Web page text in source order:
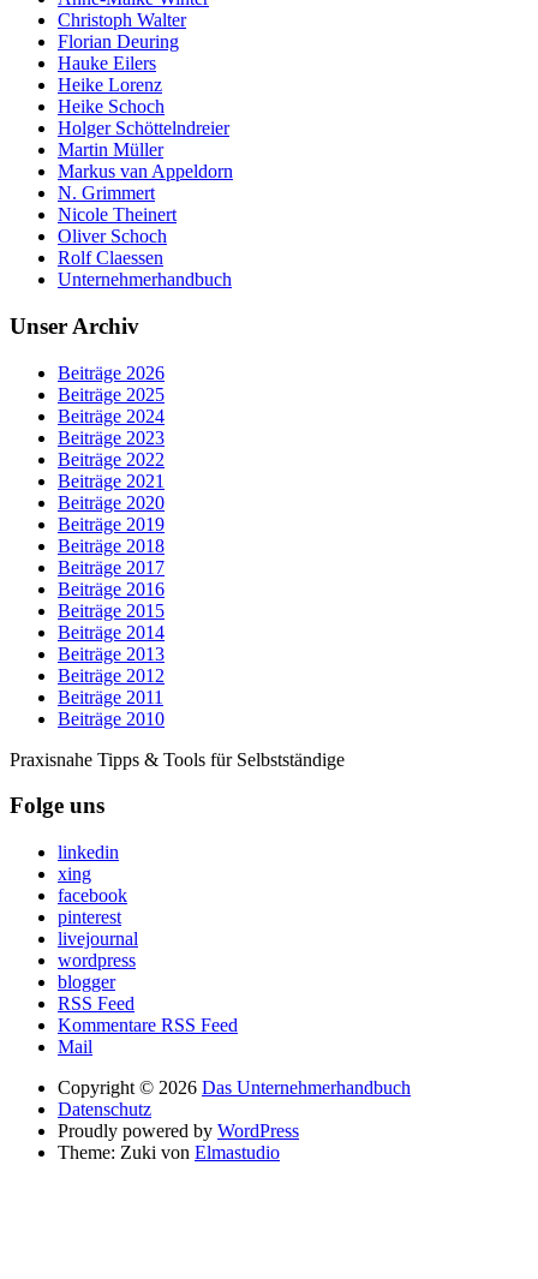
Christoph Walter
Florian Deuring
Hauke Eilers
Heike Lorenz
Heike Schoch
Holger Schöttelndreier
Martin Müller
Markus van Appeldorn
N. Grimmert
Nicole Theinert
Oliver Schoch
Rolf Claessen
Unternehmerhandbuch
Unser Archiv
Beiträge 2026
Beiträge 2025
Beiträge 2024
Beiträge 2023
Beiträge 2022
Beiträge 2021
Beiträge 2020
Beiträge 2019
Beiträge 2018
Beiträge 2017
Beiträge 2016
Beiträge 2015
Beiträge 2014
Beiträge 2013
Beiträge 2012
Beiträge 2011
Beiträge 2010
Praxisnahe Tipps & Tools für Selbstständige
Folge uns
linkedin
xing
facebook
pinterest
livejournal
wordpress
blogger
RSS Feed
Kommentare RSS Feed
Mail
Copyright © 2026 Das Unternehmerhandbuch
Datenschutz
Proudly powered by WordPress
Theme: Zuki von Elmastudio